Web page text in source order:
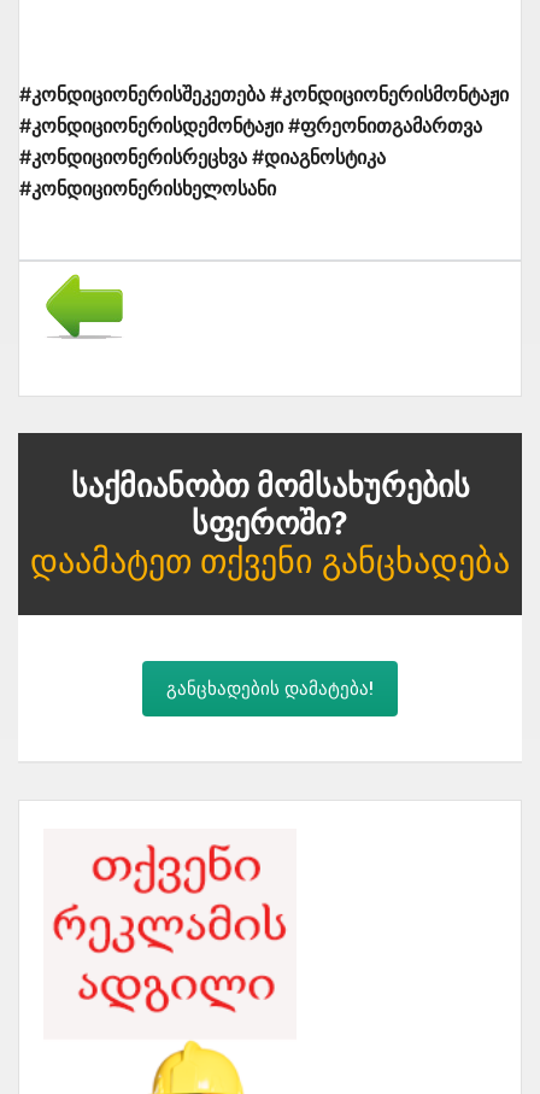
#კონდიციონერისშეკეთება #კონდიციონერისმონტაჟი
#კონდიციონერისდემონტაჟი #ფრეონითგამართვა
#კონდიციონერისრეცხვა #დიაგნოსტიკა
#კონდიციონერისხელოსანი
Საქმიანობთ Მომსახურების
Სფეროში?
Დაამატეთ Თქვენი Განცხადება
განცხადების დამატება!